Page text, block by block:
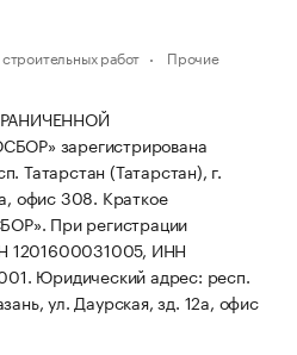
работ
Прочие
зарегистрирована
Татарстан (Татарстан), г.
офис 308. Краткое
При регистрации
1201600031005, ИНН
Юридический адрес: респ.
ул. Даурская, зд. 12а, офис